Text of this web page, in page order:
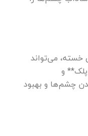
خسته، می‌تواند
و
چشم‌ها و بهبود